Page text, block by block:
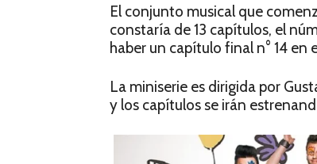
El conjunto musical que
constaría de 13 capítulos, el
haber un capítulo final n° 14 en
La miniserie es dirigida por
y los capítulos se irán